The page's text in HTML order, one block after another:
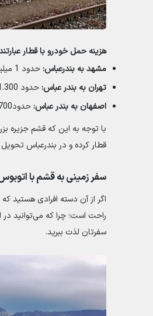
هزینه حمل خودرو با قطار
مشهد به بندرعباس:حدود 1 میلیون تومان
تهران به بندر عباس:حدود 1.300 میلیون تومان
اصفهان به بندر عباس:حدود700 هزار تومان
با توجه به این که قشم جزیره
قطار کرده و در بندرعباس
سفر زمینی به قشم با
اگر از آن دسته افرادی هستید
راحت است؛ چرا که می‌توانید
سفرتان لذت ببرید.